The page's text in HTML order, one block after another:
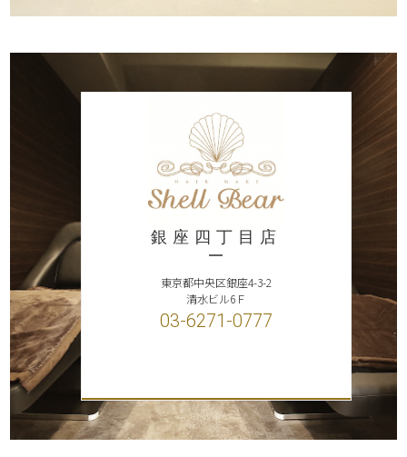
銀座四丁目店
東京都中央区銀座4-3-2
清水ビル6Ｆ
03-6271-0777